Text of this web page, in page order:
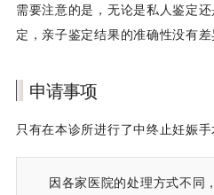
需要注意的是，无论是私人鉴定
定，亲子鉴定结果的准确性没有差
申请事项
只有在本诊所进行了中终止妊娠
因各家医院的处理方式不同